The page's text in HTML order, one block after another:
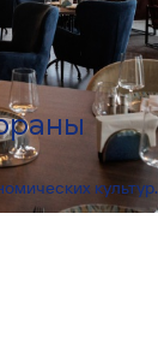
культур.